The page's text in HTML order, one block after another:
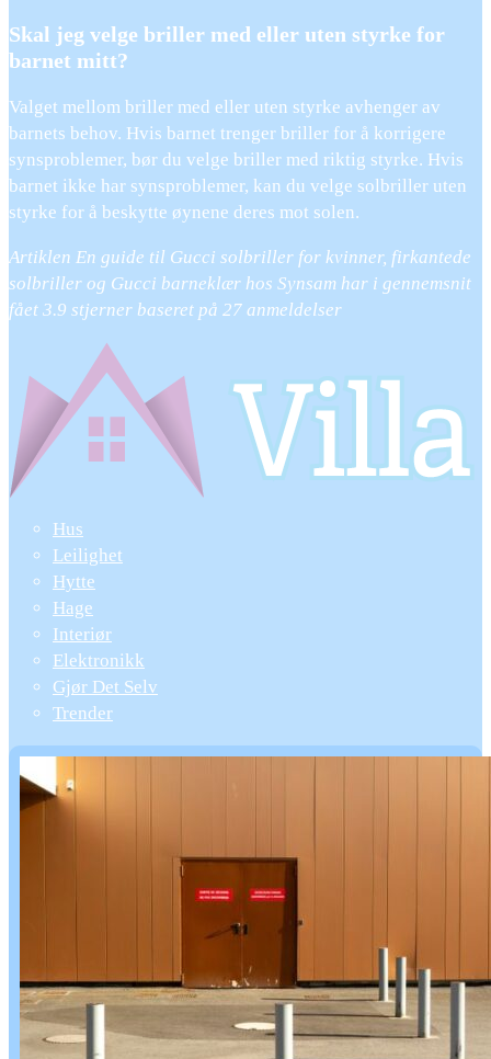
Skal jeg velge briller med eller uten styrke for
barnet mitt?
Valget mellom briller med eller uten styrke avhenger av
barnets behov. Hvis barnet trenger briller for å korrigere
synsproblemer, bør du velge briller med riktig styrke. Hvis
barnet ikke har synsproblemer, kan du velge solbriller uten
styrke for å beskytte øynene deres mot solen.
Artiklen En guide til Gucci solbriller for kvinner, firkantede
solbriller og Gucci barneklær hos Synsam har i gennemsnit
fået 3.9 stjerner baseret på 27 anmeldelser
Hus
Leilighet
Hytte
Hage
Interiør
Elektronikk
Gjør Det Selv
Trender